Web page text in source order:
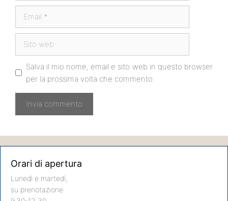
Salva il mio nome, email e sito web in questo browser
per la prossima volta che commento.
Orari di apertura
Lunedì e martedì,
su prenotazione: